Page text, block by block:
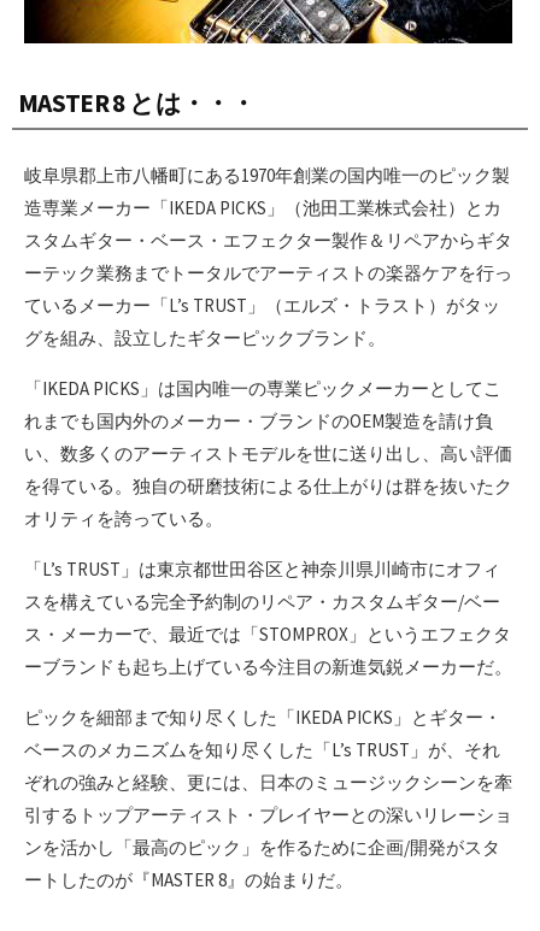
MASTER 8 とは・・・
岐阜県郡上市八幡町にある1970年創業の国内唯一のピック製
造専業メーカー「IKEDA PICKS」（池田工業株式会社）とカ
スタムギター・ベース・エフェクター製作＆リペアからギタ
ーテック業務までトータルでアーティストの楽器ケアを行っ
ているメーカー「L’s TRUST」（エルズ・トラスト）がタッ
グを組み、設立したギターピックブランド。
「IKEDA PICKS」は国内唯一の専業ピックメーカーとしてこ
れまでも国内外のメーカー・ブランドのOEM製造を請け負
い、数多くのアーティストモデルを世に送り出し、高い評価
を得ている。独自の研磨技術による仕上がりは群を抜いたク
オリティを誇っている。
「L’s TRUST」は東京都世田谷区と神奈川県川崎市にオフィ
スを構えている完全予約制のリペア・カスタムギター/ベー
ス・メーカーで、最近では「STOMPROX」というエフェクタ
ーブランドも起ち上げている今注目の新進気鋭メーカーだ。
ピックを細部まで知り尽くした「IKEDA PICKS」とギター・
ベースのメカニズムを知り尽くした「L’s TRUST」が、それ
ぞれの強みと経験、更には、日本のミュージックシーンを牽
引するトップアーティスト・プレイヤーとの深いリレーショ
ンを活かし「最高のピック」を作るために企画/開発がスタ
ートしたのが『MASTER 8』の始まりだ。